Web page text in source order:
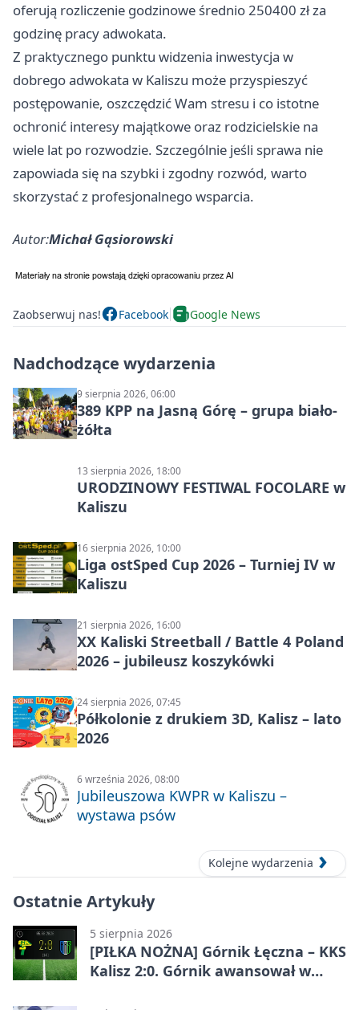
oferują rozliczenie godzinowe średnio 250400 zł za
godzinę pracy adwokata.
Z praktycznego punktu widzenia inwestycja w
dobrego adwokata w Kaliszu może przyspieszyć
postępowanie, oszczędzić Wam stresu i co istotne
ochronić interesy majątkowe oraz rodzicielskie na
wiele lat po rozwodzie. Szczególnie jeśli sprawa nie
zapowiada się na szybki i zgodny rozwód, warto
skorzystać z profesjonalnego wsparcia.
Autor:Michał Gąsiorowski
Zaobserwuj nas! Facebook Google News
Nadchodzące wydarzenia
9 sierpnia 2026, 06:00
389 KPP na Jasną Górę – grupa biało-
żółta
13 sierpnia 2026, 18:00
URODZINOWY FESTIWAL FOCOLARE w
Kaliszu
16 sierpnia 2026, 10:00
Liga ostSped Cup 2026 – Turniej IV w
Kaliszu
21 sierpnia 2026, 16:00
XX Kaliski Streetball / Battle 4 Poland
2026 – jubileusz koszykówki
24 sierpnia 2026, 07:45
Półkolonie z drukiem 3D, Kalisz – lato
2026
6 września 2026, 08:00
Jubileuszowa KWPR w Kaliszu –
wystawa psów
Kolejne wydarzenia
Ostatnie Artykuły
5 sierpnia 2026
[PIŁKA NOŻNA] Górnik Łęczna – KKS
Kalisz 2:0. Górnik awansował w